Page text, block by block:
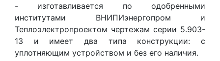
- изготавливается по одобренными
институтами ВНИПИэнергопром и
Теплоэлектропроектом чертежам серии 5.903-
13 и имеет два типа конструкции: с
уплотняющим устройством и без его наличия.